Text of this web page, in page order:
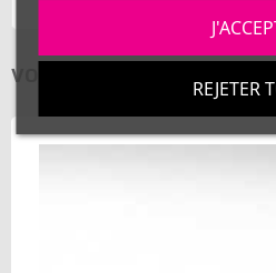
VOUS AIMEREZ AUSSI
REJETER